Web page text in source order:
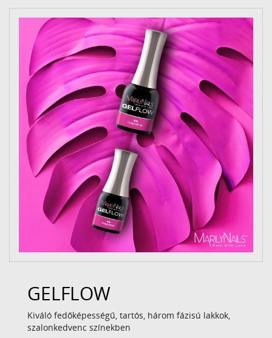
GELFLOW
Kiváló fedőképességű, tartós, három fázisú lakkok,
szalonkedvenc színekben